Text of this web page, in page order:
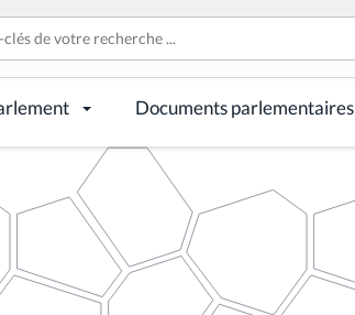
Documents parlementaires